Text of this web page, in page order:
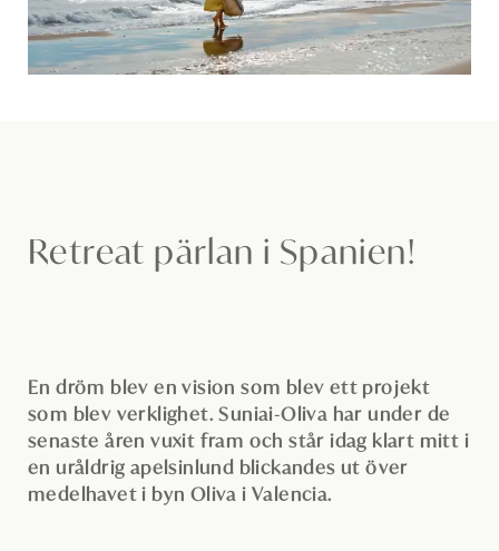
Retreat pärlan i Spanien!
En dröm blev en vision som blev ett projekt
som blev verklighet. Suniai-Oliva har under de
senaste åren vuxit fram och står idag klart mitt i
en uråldrig apelsinlund blickandes ut över
medelhavet i byn Oliva i Valencia.